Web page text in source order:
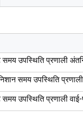
समय उपस्थिति प्रणाली
समय उपस्थिति
समय उपस्थिति प्रणाली